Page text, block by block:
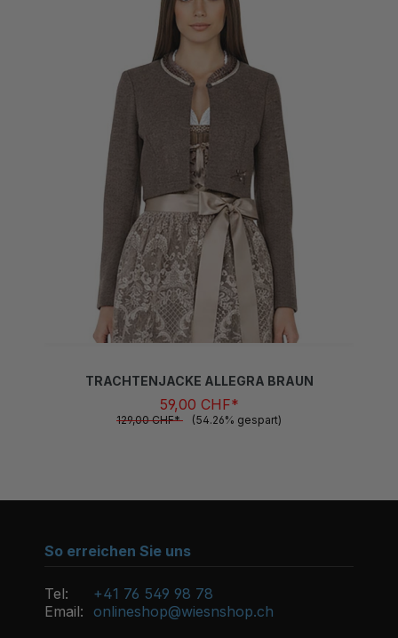
59,00 CHF*
129,00 CHF* (54.26% gespart)
So erreichen Sie uns
Tel:
+41 76 549 98 78
Email: onlineshop@wiesnshop.ch